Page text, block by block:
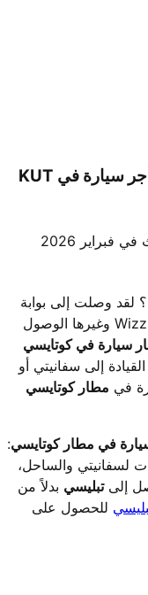
استأجر سيارة في KUT
فبراير 2026
؟ لقد وصلت إلى بوابة
جورجيا منخفضة التكلفة—تجعل شركة Wizz Air وغيرها الوصول
سيارة في كوتايسي
إلى سفانيتي أو
في مطار كوتايسي
في مطار كوتايسي:
لسفانيتي والساحل،
إلىتبليسي بدلاً من
للحصول على